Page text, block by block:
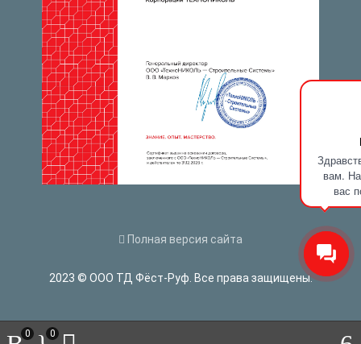
вам.
вас
Полная версия сайта
2023 © ООО ТД Фёст-Руф. Все права защищены.
0 0